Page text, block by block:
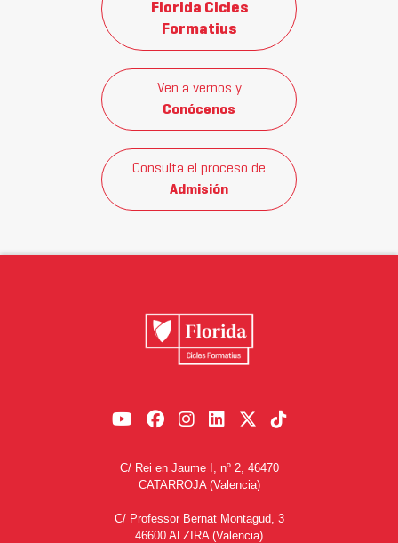
Florida Cicles
Formatius
Ven a vernos y
Conócenos
Consulta el proceso de
Admisión
C/ Rei en Jaume I, nº 2, 46470
CATARROJA (Valencia)
C/ Professor Bernat Montagud, 3
46600 ALZIRA (Valencia)